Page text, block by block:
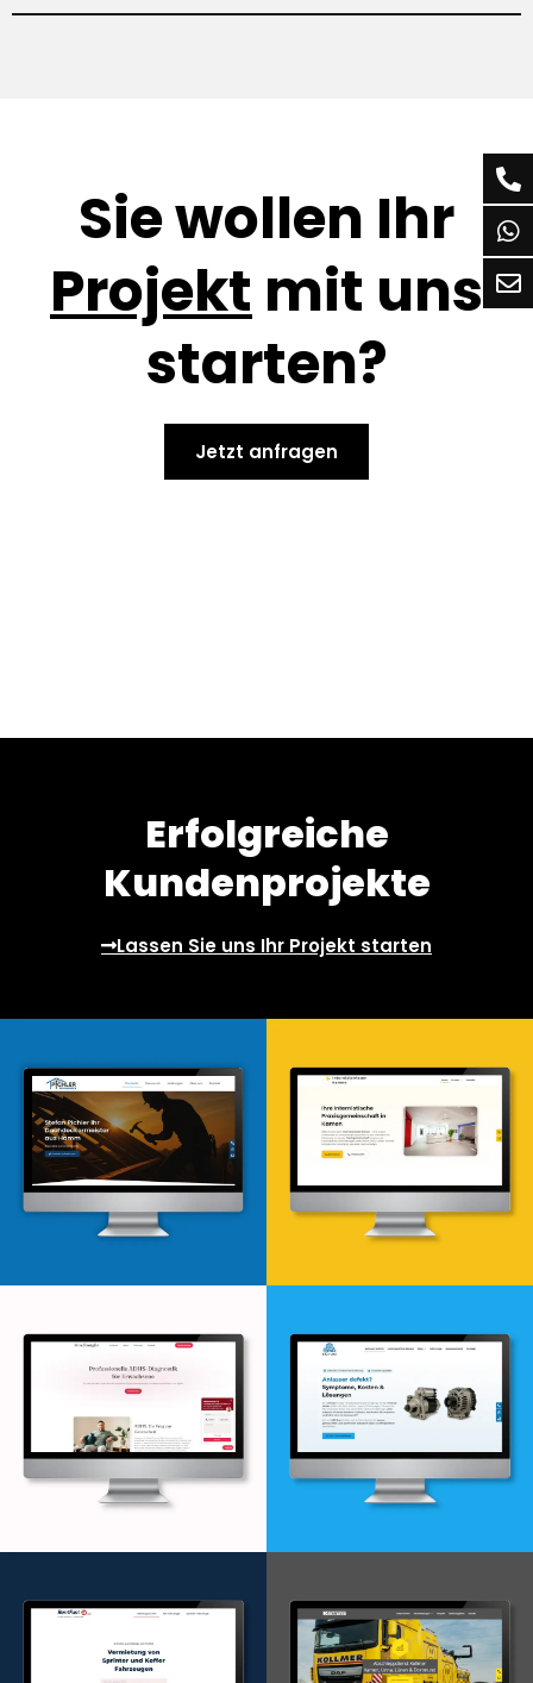
Sie wollen Ihr
Projekt mit uns
starten?
Jetzt anfragen
Erfolgreiche
Kundenprojekte
Lassen Sie uns Ihr Projekt starten
Webdesign & -entwicklung Webdesign & -entwicklung
Webdesign & -entwicklung Webdesign & -entwicklung